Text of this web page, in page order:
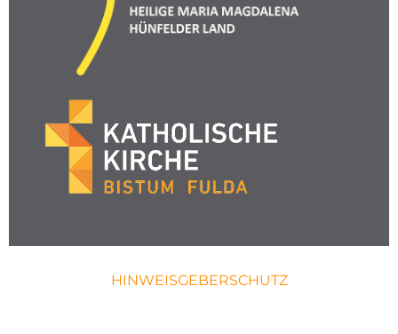
HINWEISGEBERSCHUTZ